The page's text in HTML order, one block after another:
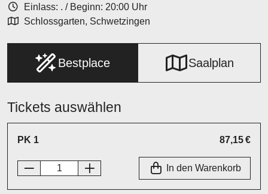
Einlass: . / Beginn: 20:00 Uhr
Schlossgarten, Schwetzingen
Bestplace Saalplan
Tickets auswählen
PK 1 87,15 €
In den Warenkorb